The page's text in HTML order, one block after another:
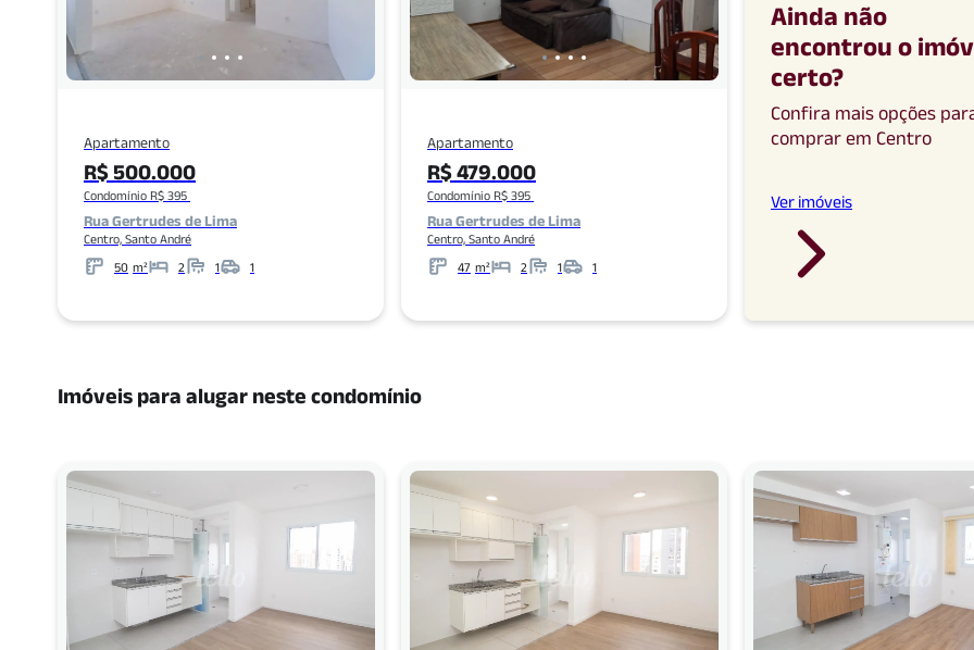
Apartamento
R$ 500.000
Condomínio R$ 395
Rua Gertrudes de Lima
Centro, Santo André
50 m²
Metros 2 1
Banheiros 1
Garagens
Apartamento
R$ 479.000
Condomínio R$ 395
Rua Gertrudes de Lima
Centro, Santo André
47 m²
Metros 2 1
Banheiros 1
Garagens
Ainda não
encontrou o
certo?
Confira mais opções
comprar em Centro
Ver imóveis
Imóveis para alugar neste condomínio